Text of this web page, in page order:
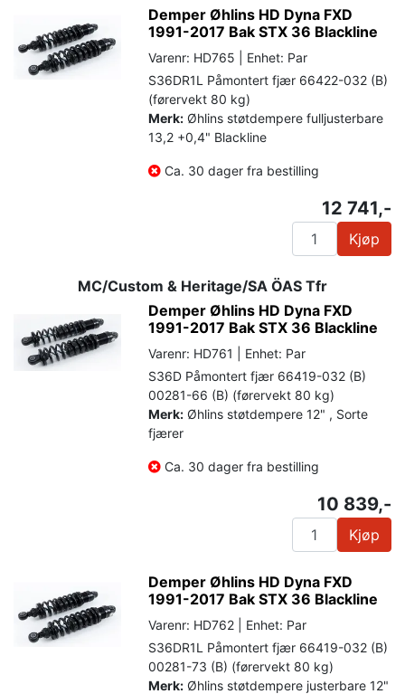
Demper Øhlins HD Dyna FXD
1991-2017 Bak STX 36 Blackline
Varenr: HD765 | Enhet: Par
S36DR1L Påmontert fjær 66422-032 (B)
(førervekt 80 kg)
Merk: Øhlins støtdempere fulljusterbare
13,2 +0,4" Blackline
Ca. 30 dager fra bestilling
12 741,-
Kjøp
MC/Custom & Heritage/SA ÖAS Tfr
Demper Øhlins HD Dyna FXD
1991-2017 Bak STX 36 Blackline
Varenr: HD761 | Enhet: Par
S36D Påmontert fjær 66419-032 (B)
00281-66 (B) (førervekt 80 kg)
Merk: Øhlins støtdempere 12" , Sorte
fjærer
Ca. 30 dager fra bestilling
10 839,-
Kjøp
Demper Øhlins HD Dyna FXD
1991-2017 Bak STX 36 Blackline
Varenr: HD762 | Enhet: Par
S36DR1L Påmontert fjær 66419-032 (B)
00281-73 (B) (førervekt 80 kg)
Merk: Øhlins støtdempere justerbare 12"